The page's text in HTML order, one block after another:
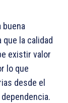
buena
la calidad
existir valor
lo que
desde el